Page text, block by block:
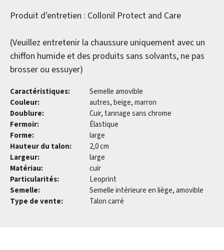
Produit d'entretien : Collonil Protect and Care
(Veuillez entretenir la chaussure uniquement avec un
chiffon humide et des produits sans solvants, ne pas
brosser ou essuyer)
Caractéristiques:
Semelle amovible
Couleur:
autres, beige, marron
Doublure:
Cuir, tannage sans chrome
Fermoir:
Élastique
Forme:
large
Hauteur du talon:
2,0 cm
Largeur:
large
Matériau:
cuir
Particularités:
Leoprint
Semelle:
Semelle intérieure en liège, amovible
Type de vente:
Talon carré